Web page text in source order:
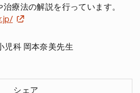
療法の解説を行っています。
児科 岡本奈美先生
シェア